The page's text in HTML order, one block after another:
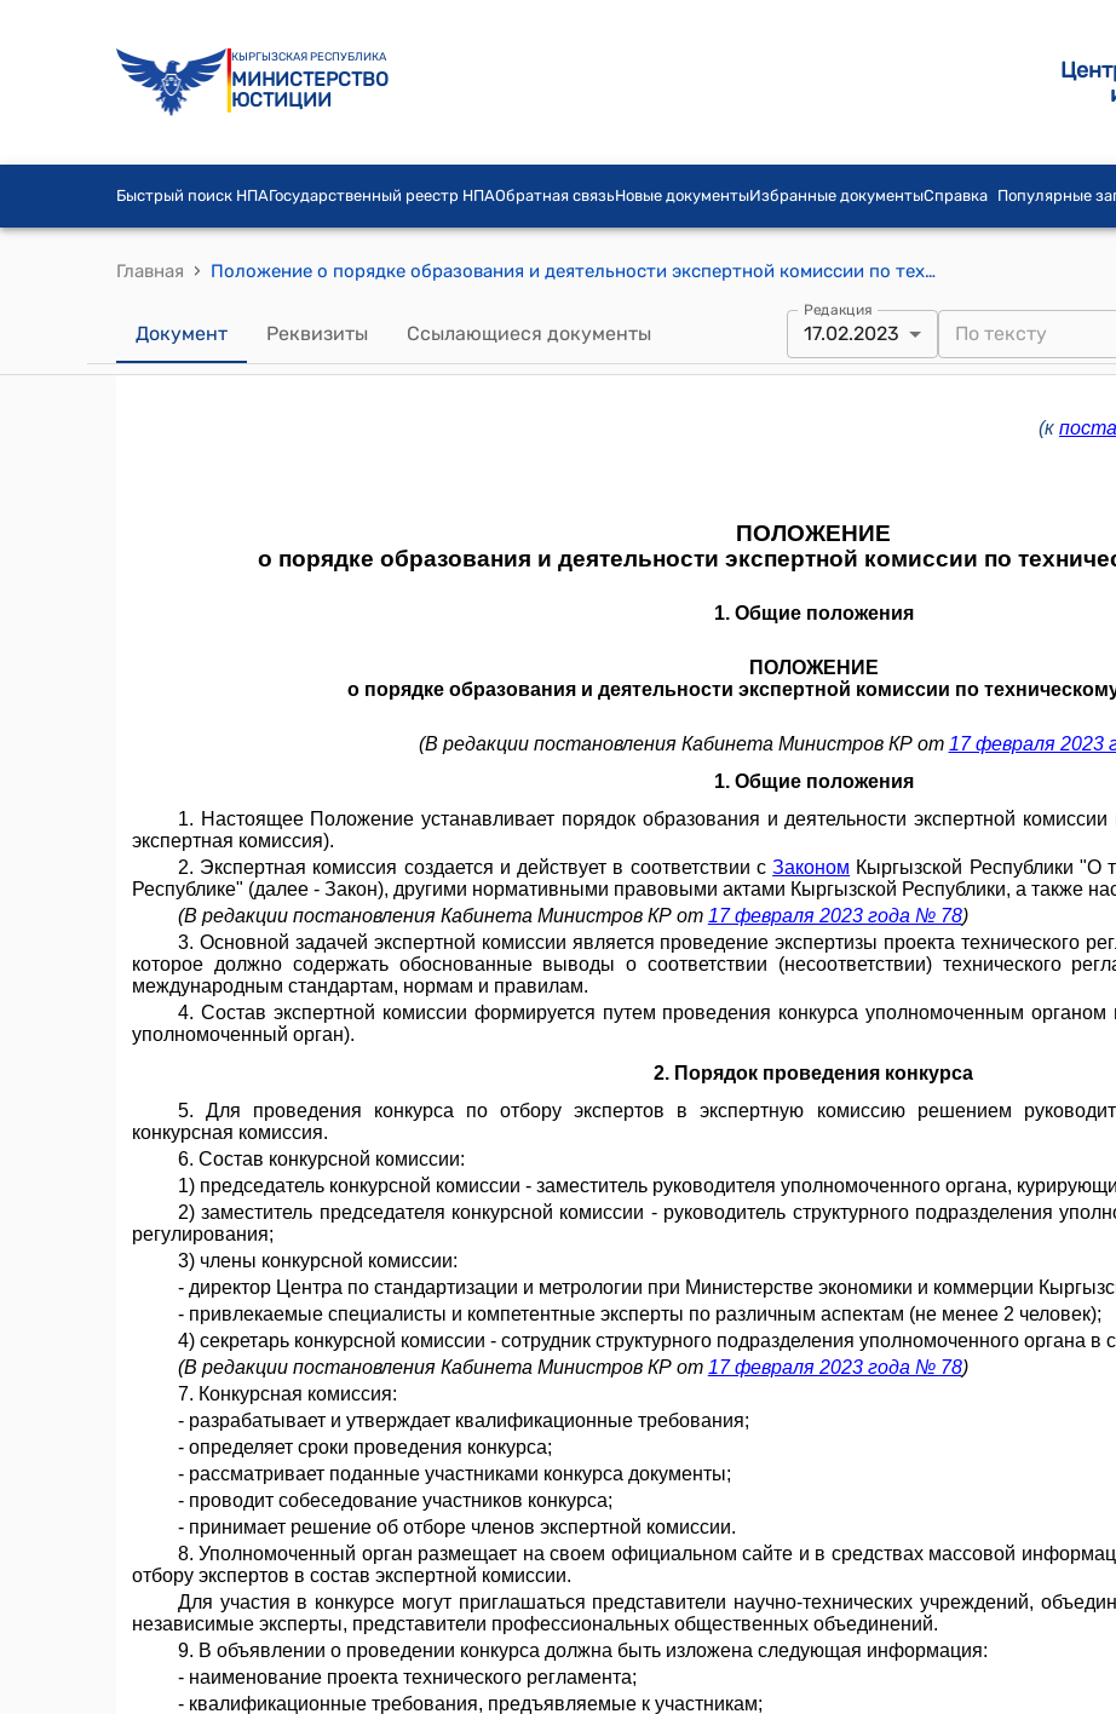
КЫРГЫЗСКАЯ РЕСПУБЛИКА
МИНИСТЕРСТВО
ЮСТИЦИИ
Быстрый поиск НПАГосударственный реестр НПАОбратная связьНовые документыИзбранные документыСправка Популярные
Главная › Положение о порядке образования и деятельности экспертной комиссии по техническому регулированию (к постановлению Правительства КР от 13 мая 2019 года N 217)
Документ Реквизиты Ссылающиеся документы
Редакция
17.02.2023